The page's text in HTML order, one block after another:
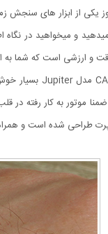
یکی از ابزار های
و میخواهید در
و ارزشی است که شما به
بسیار
موتور به کار رفته
طراحی شده است و